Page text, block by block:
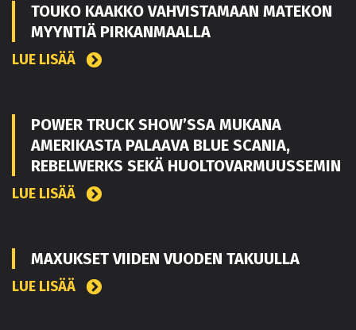
TOUKO KAAKKO VAHVISTAMAAN MATEKON
MYYNTIÄ PIRKANMAALLA
LUE LISÄÄ
POWER TRUCK SHOW’SSA MUKANA
AMERIKASTA PALAAVA BLUE SCANIA,
REBELWERKS SEKÄ HUOLTOVARMUUSSEMIN
LUE LISÄÄ
MAXUKSET VIIDEN VUODEN TAKUULLA
LUE LISÄÄ